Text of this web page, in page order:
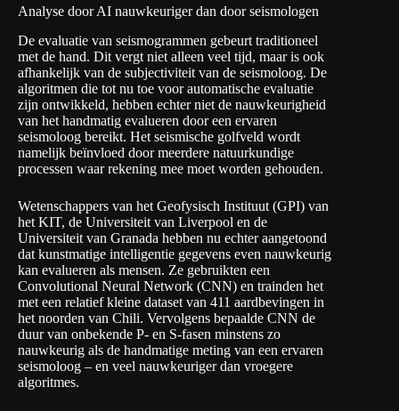
Analyse door AI nauwkeuriger dan door seismologen
De evaluatie van seismogrammen gebeurt traditioneel
met de hand. Dit vergt niet alleen veel tijd, maar is ook
afhankelijk van de subjectiviteit van de seismoloog. De
algoritmen die tot nu toe voor automatische evaluatie
zijn ontwikkeld, hebben echter niet de nauwkeurigheid
van het handmatig evalueren door een ervaren
seismoloog bereikt. Het seismische golfveld wordt
namelijk beïnvloed door meerdere natuurkundige
processen waar rekening mee moet worden gehouden.
Wetenschappers van het Geofysisch Instituut (GPI) van
het KIT, de Universiteit van Liverpool en de
Universiteit van Granada hebben nu echter aangetoond
dat kunstmatige intelligentie gegevens even nauwkeurig
kan evalueren als mensen. Ze gebruikten een
Convolutional Neural Network (CNN) en trainden het
met een relatief kleine dataset van 411 aardbevingen in
het noorden van Chili. Vervolgens bepaalde CNN de
duur van onbekende P- en S-fasen minstens zo
nauwkeurig als de handmatige meting van een ervaren
seismoloog – en veel nauwkeuriger dan vroegere
algoritmes.